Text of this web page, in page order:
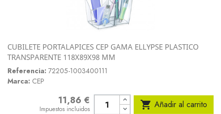
CUBILETE PORTALAPICES CEP GAMA ELLYPSE PLASTICO
TRANSPARENTE 118X89X98 MM
Referencia: 72205-1003400111
Marca: CEP
11,86 €
Impuestos incluidos  Añadir al carrito